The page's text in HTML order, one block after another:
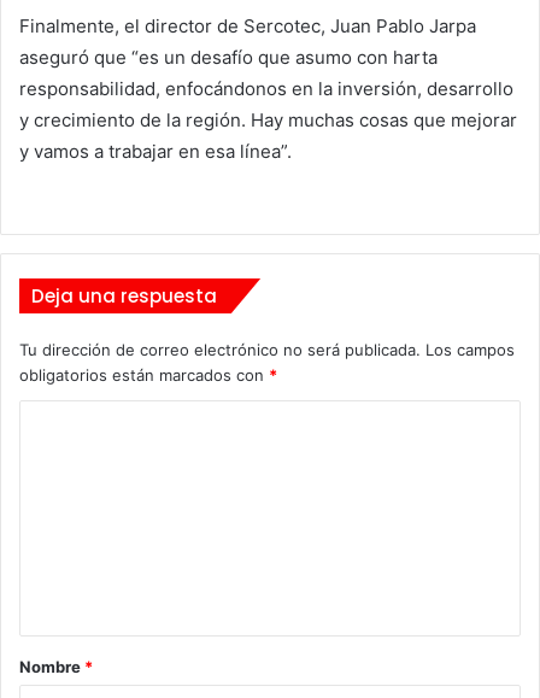
Finalmente, el director de Sercotec, Juan Pablo Jarpa
aseguró que “es un desafío que asumo con harta
responsabilidad, enfocándonos en la inversión, desarrollo
y crecimiento de la región. Hay muchas cosas que mejorar
y vamos a trabajar en esa línea”.
Deja una respuesta
Tu dirección de correo electrónico no será publicada. Los campos
obligatorios están marcados con *
a
r
Nombre *